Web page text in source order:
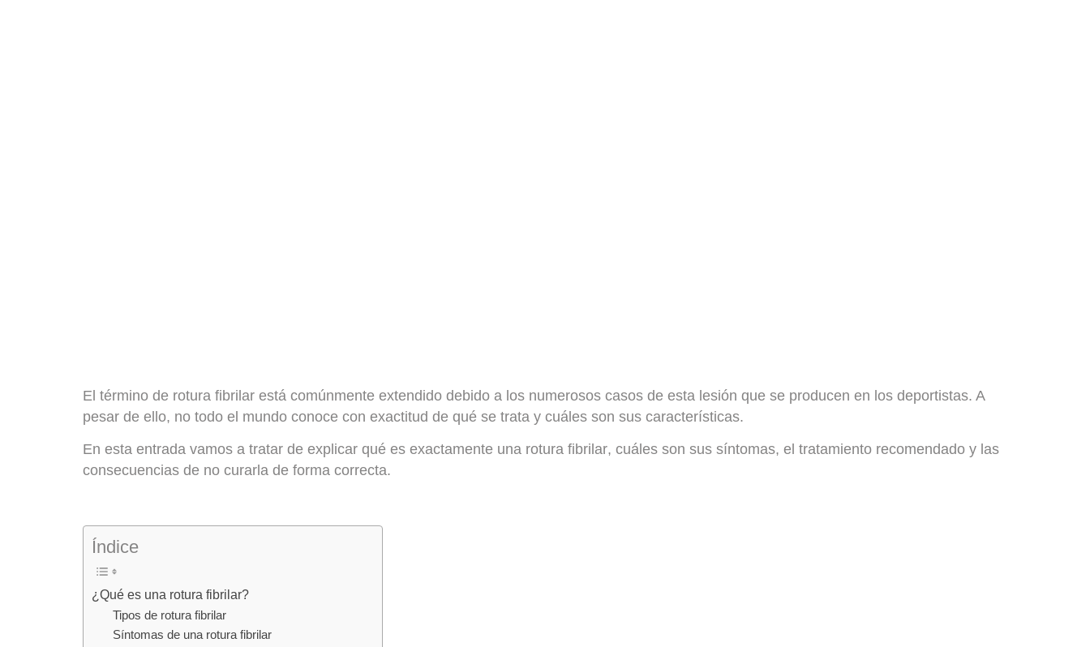
El término de rotura fibrilar está comúnmente extendido debido a los numerosos casos de esta lesión que se producen en los deportistas. A
pesar de ello, no todo el mundo conoce con exactitud de qué se trata y cuáles son sus características.
En esta entrada vamos a tratar de explicar qué es exactamente una rotura fibrilar, cuáles son sus síntomas, el tratamiento recomendado y las
consecuencias de no curarla de forma correcta.
Índice
¿Qué es una rotura fibrilar?
Tipos de rotura fibrilar
Síntomas de una rotura fibrilar